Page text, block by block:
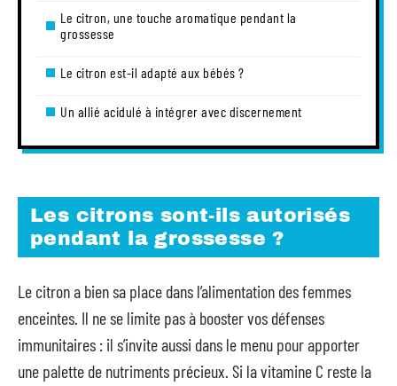
Le citron, une touche aromatique pendant la
grossesse
Le citron est-il adapté aux bébés ?
Un allié acidulé à intégrer avec discernement
Les citrons sont-ils autorisés
pendant la grossesse ?
Le citron a bien sa place dans l’alimentation des femmes
enceintes. Il ne se limite pas à booster vos défenses
immunitaires : il s’invite aussi dans le menu pour apporter
une palette de nutriments précieux. Si la vitamine C reste la